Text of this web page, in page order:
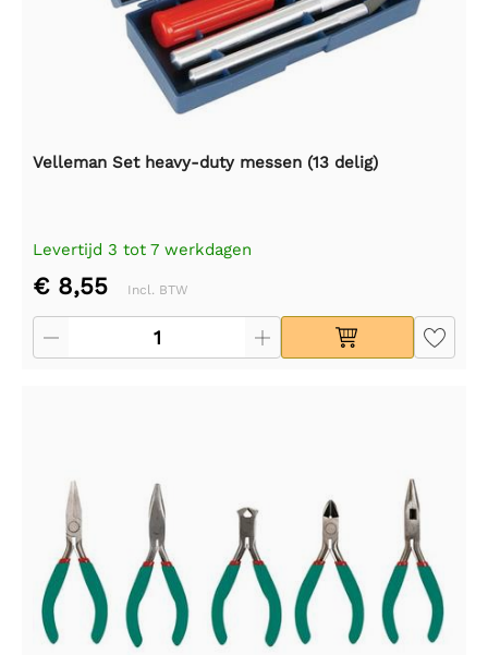
Velleman Set heavy-duty messen (13 delig)
Levertijd 3 tot 7 werkdagen
€ 8,55 Incl. BTW